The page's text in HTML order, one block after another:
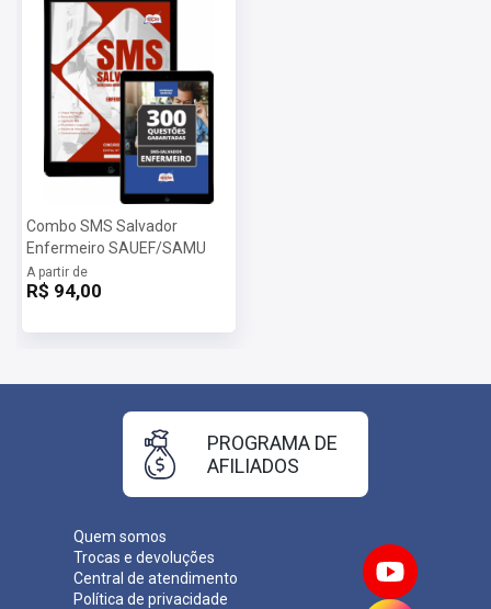
Combo SMS Salvador
Enfermeiro SAUEF/SAMU
A partir de
R$ 94,00
Quem somos
Trocas e devoluções
Central de atendimento
Política de privacidade
PROGRAMA DE
AFILIADOS